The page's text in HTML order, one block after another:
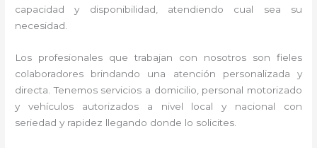
capacidad y disponibilidad, atendiendo cual sea su
necesidad.
Los profesionales que trabajan con nosotros son fieles
colaboradores brindando una atención personalizada y
directa. Tenemos servicios a domicilio, personal motorizado
y vehículos autorizados a nivel local y nacional con
seriedad y rapidez llegando donde lo solicites.